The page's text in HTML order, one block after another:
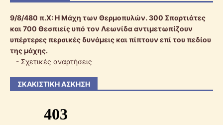
9/8/480 π.Χ:Η Μάχη των Θερμοπυλών. 300 Σπαρτιάτες
και 700 Θεσπιείς υπό τον Λεωνίδα αντιμετωπίζουν
υπέρτερες περσικές δυνάμεις και πίπτουν επί του πεδίου
της μάχης.
- Σχετικές αναρτήσεις
ΣΚΑΚΙΣΤΙΚΉ ΆΣΚΗΣΗ